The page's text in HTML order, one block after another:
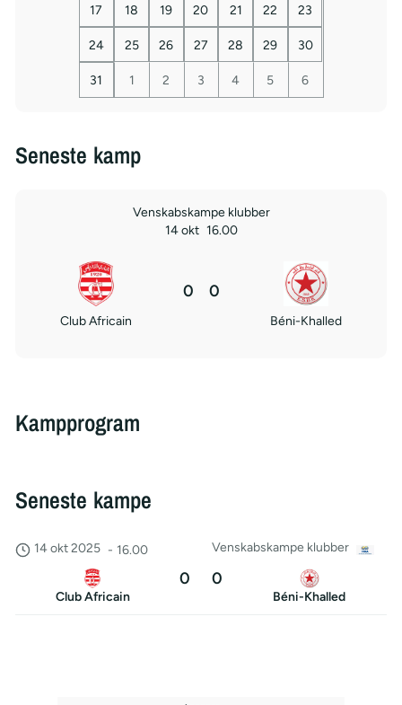
17 18 19 20 21 22 23
24 25 26 27 28 29 30
31 1 2 3 4 5 6
Seneste kamp
Venskabskampe klubber
14 okt 16.00
Club Africain
0 0
Béni-Khalled
Kampprogram
Seneste kampe
Venskabskampe klubber
14 okt 2025 - 16.00
Club Africain
0 0
Béni-Khalled